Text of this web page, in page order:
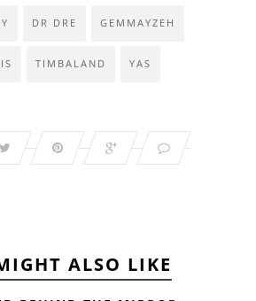
DR DRE GEMMAYZEH
TIMBALAND YAS
ALSO LIKE